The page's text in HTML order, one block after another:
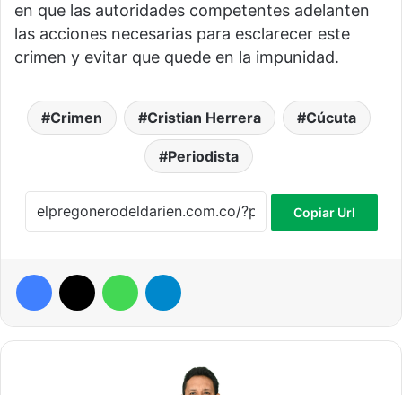
en que las autoridades competentes adelanten
las acciones necesarias para esclarecer este
crimen y evitar que quede en la impunidad.
Crimen Cristian Herrera Cúcuta
Periodista
Copiar Url
Facebook WhatsApp